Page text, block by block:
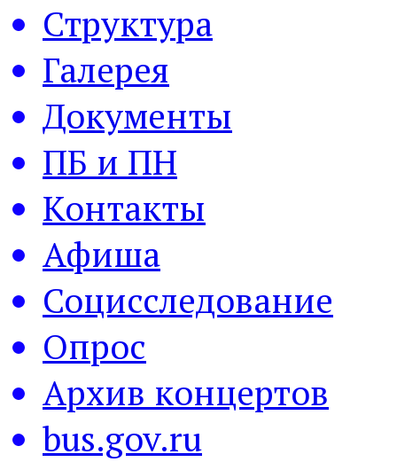
Структура
Галерея
Документы
ПБ и ПН
Контакты
Афиша
Социсследование
Опрос
Архив концертов
bus.gov.ru